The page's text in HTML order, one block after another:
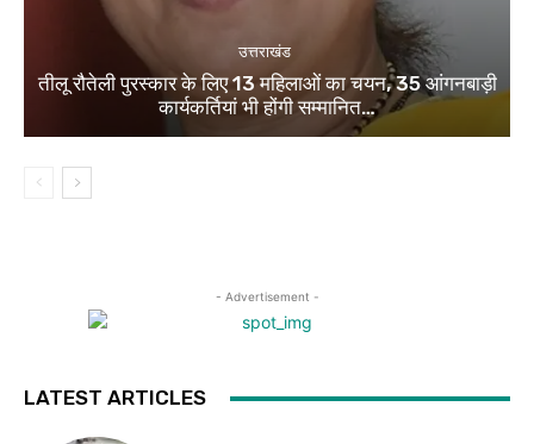
उत्तराखंड
तीलू रौतेली पुरस्कार के लिए 13 महिलाओं का चयन, 35 आंगनबाड़ी
कार्यकर्तियां भी होंगी सम्मानित…
- Advertisement -
LATEST ARTICLES